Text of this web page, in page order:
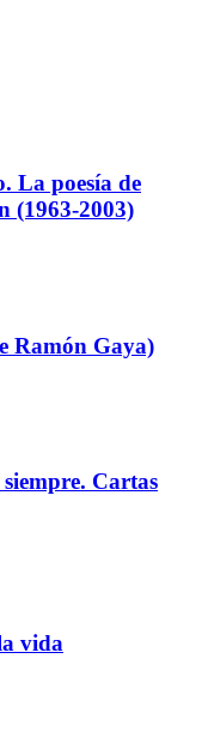
La poesía de
(1963-2003)
Ramón Gaya)
Cartas
vida